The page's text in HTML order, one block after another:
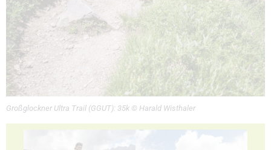
Großglockner Ultra Trail (GGUT): 35k © Harald Wisthaler